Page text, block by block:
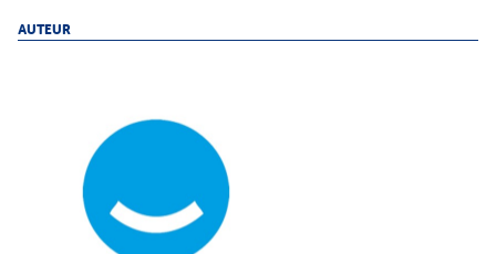
AUTEUR